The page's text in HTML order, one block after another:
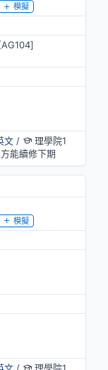
模擬
文/
理學院1
能續修下期
模擬
文/ 理學院1